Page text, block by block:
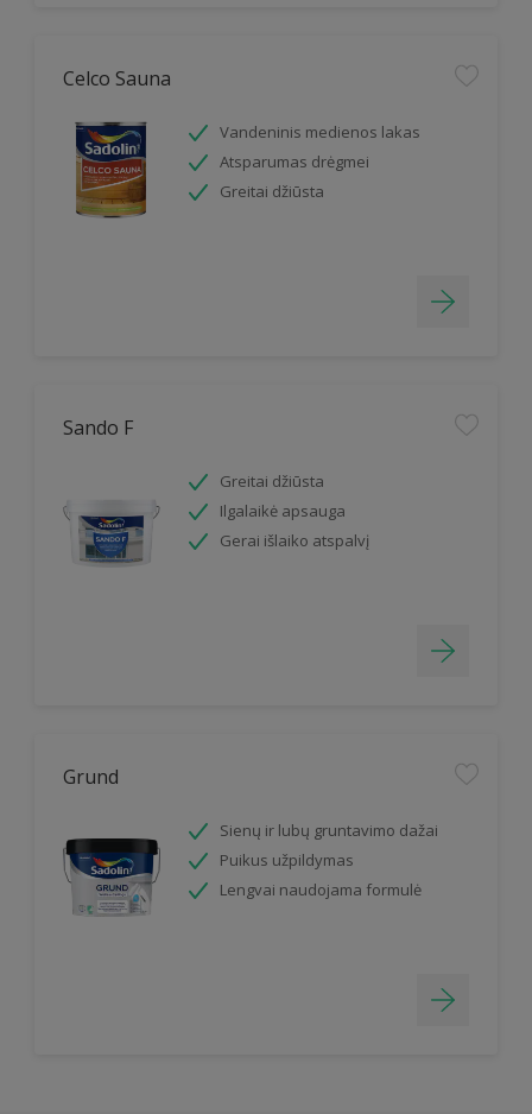
Celco Sauna
Vandeninis medienos lakas
Atsparumas drėgmei
Greitai džiūsta
Sando F
Greitai džiūsta
Ilgalaikė apsauga
Gerai išlaiko atspalvį
Grund
Sienų ir lubų gruntavimo dažai
Puikus užpildymas
Lengvai naudojama formulė